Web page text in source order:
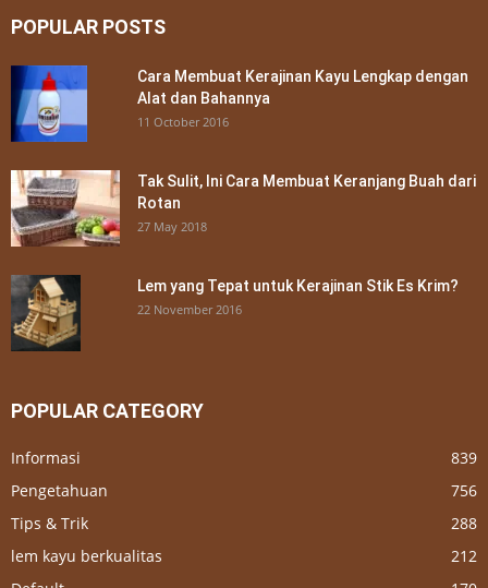
POPULAR POSTS
Cara Membuat Kerajinan Kayu Lengkap dengan
Alat dan Bahannya
11 October 2016
Tak Sulit, Ini Cara Membuat Keranjang Buah dari
Rotan
27 May 2018
Lem yang Tepat untuk Kerajinan Stik Es Krim?
22 November 2016
POPULAR CATEGORY
Informasi
839
Pengetahuan
756
Tips & Trik
288
lem kayu berkualitas
212